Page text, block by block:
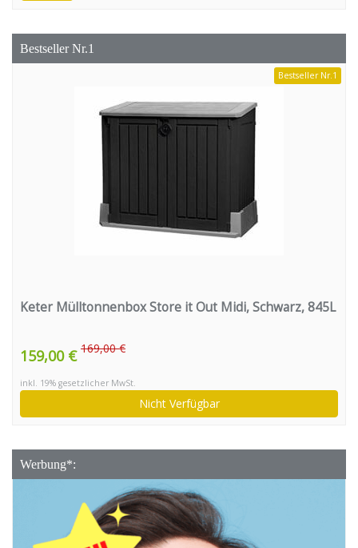
Bestseller Nr.1
Bestseller Nr.1
Keter Mülltonnenbox Store it Out Midi, Schwarz, 845L
159,00 € 169,00 €
inkl. 19% gesetzlicher MwSt.
Nicht Verfügbar
Werbung*: